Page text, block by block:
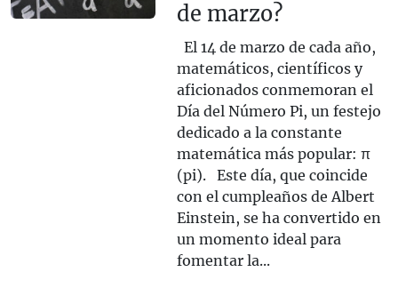
de marzo?
El 14 de marzo de cada año,
matemáticos, científicos y
aficionados conmemoran el
Día del Número Pi, un festejo
dedicado a la constante
matemática más popular: π
(pi). Este día, que coincide
con el cumpleaños de Albert
Einstein, se ha convertido en
un momento ideal para
fomentar la...